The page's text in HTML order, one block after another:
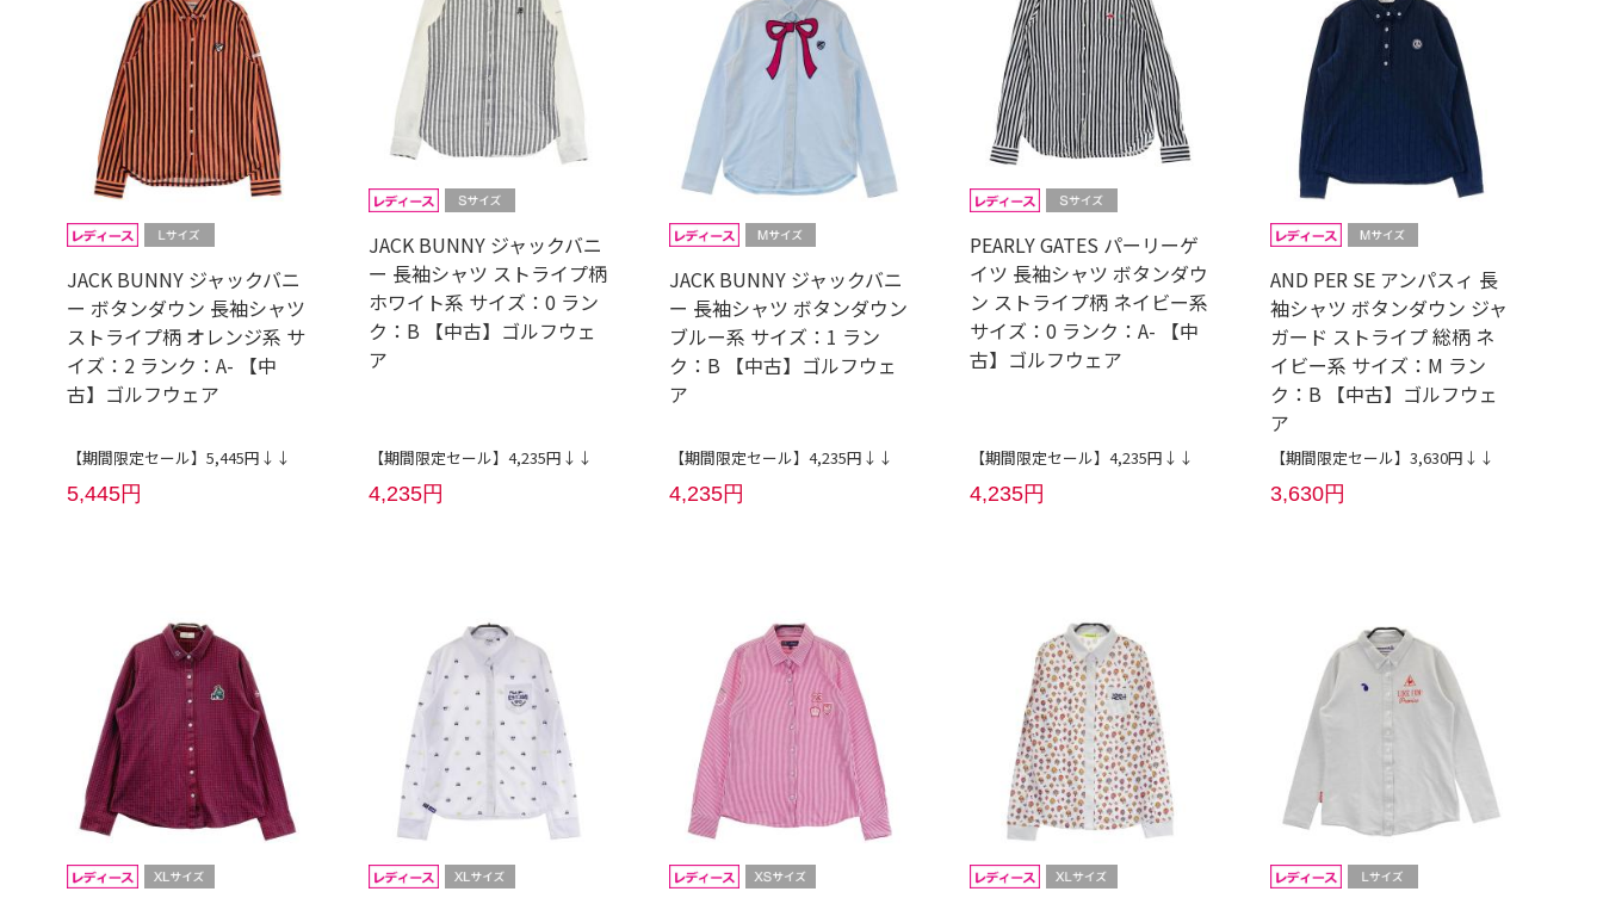
JACK BUNNY ジャックバニ
ー ボタンダウン 長袖シャツ
ストライプ柄 オレンジ系 サ
イズ：2 ランク：A- 【中
古】ゴルフウェア
【期間限定セール】5,445円↓↓
5,445円
JACK BUNNY ジャックバニ
ー 長袖シャツ ストライプ柄
ホワイト系 サイズ：0 ラン
ク：B 【中古】ゴルフウェ
ア
【期間限定セール】4,235円↓↓
4,235円
JACK BUNNY ジャックバニ
ー 長袖シャツ ボタンダウン
ブルー系 サイズ：1 ラン
ク：B 【中古】ゴルフウェ
ア
【期間限定セール】4,235円↓↓
4,235円
PEARLY GATES パーリーゲ
イツ 長袖シャツ ボタンダウ
ン ストライプ柄 ネイビー系
サイズ：0 ランク：A- 【中
古】ゴルフウェア
【期間限定セール】4,235円↓↓
4,235円
AND PER SE アンパスィ 長
袖シャツ ボタンダウン ジャ
ガード ストライプ 総柄 ネ
イビー系 サイズ：M ラン
ク：B 【中古】ゴルフウェ
ア
【期間限定セール】3,630円↓↓
3,630円